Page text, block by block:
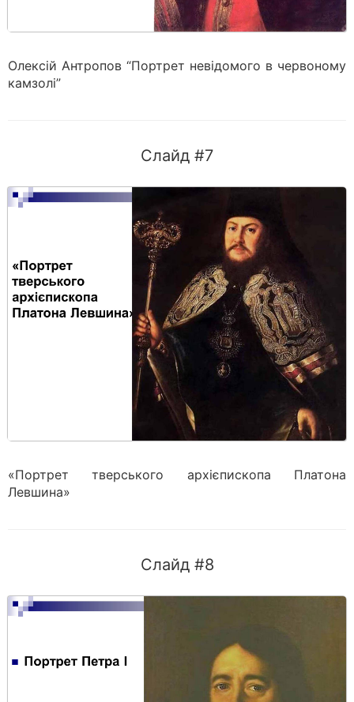
Олексій Антропов “Портрет невідомого в червоному
камзолі”
Слайд #7
«Портрет тверського архієпископа Платона
Левшина»
Слайд #8